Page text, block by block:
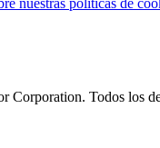
Corporation. Todos los